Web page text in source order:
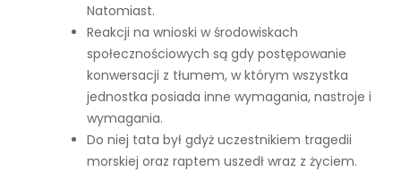
Natomiast.
Reakcji na wnioski w środowiskach
społecznościowych są gdy postępowanie
konwersacji z tłumem, w którym wszystka
jednostka posiada inne wymagania, nastroje i
wymagania.
Do niej tata był gdyż uczestnikiem tragedii
morskiej oraz raptem uszedł wraz z życiem.